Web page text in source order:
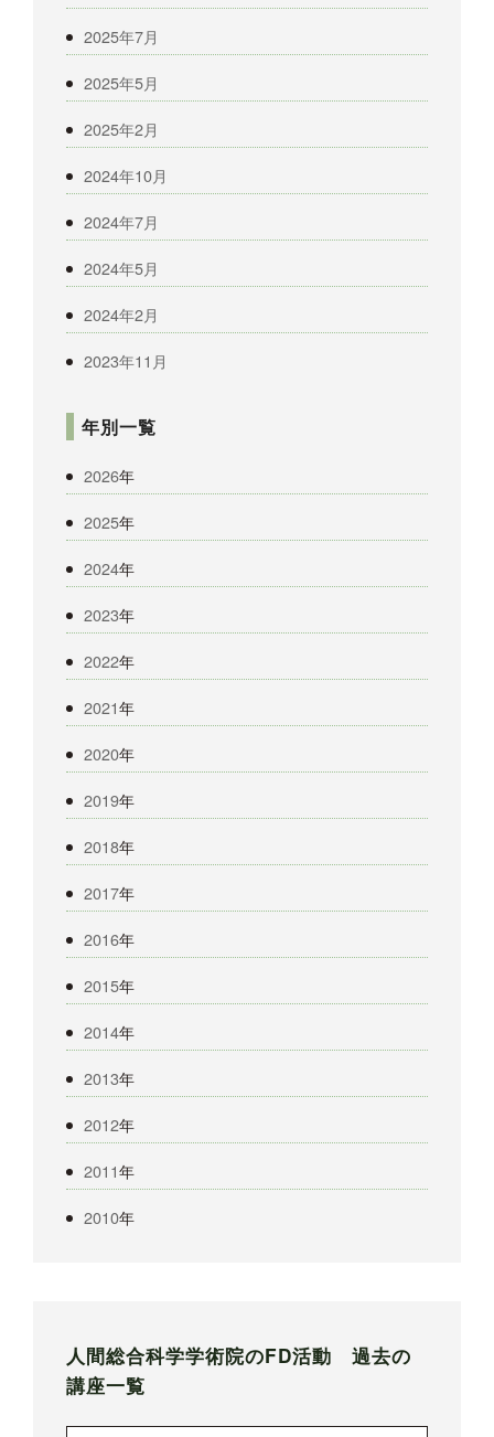
2025年7月
2025年5月
2025年2月
2024年10月
2024年7月
2024年5月
2024年2月
2023年11月
年別一覧
2026年
2025年
2024年
2023年
2022年
2021年
2020年
2019年
2018年
2017年
2016年
2015年
2014年
2013年
2012年
2011年
2010年
人間総合科学学術院のFD活動 過去の
講座一覧